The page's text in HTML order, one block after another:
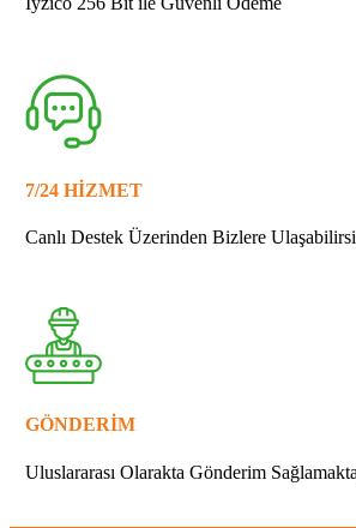
7/24 HİZMET
Canlı Destek Üzerinden Bizlere
GÖNDERİM
Uluslararası Olarakta Gönderim